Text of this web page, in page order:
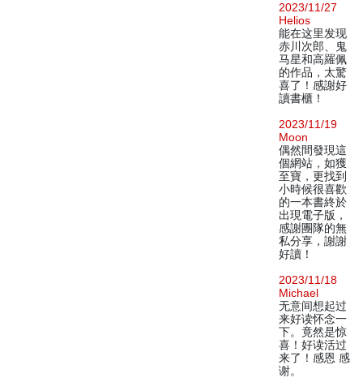
2023/11/27
Helios
能在这里发现
赤川次郎、鬼
马星和高羅佩
的作品，太驚
喜了！感謝好
讀書櫃！
2023/11/19
Moon
偶然間發現這
個網站，如獲
至寶，更找到
小時候很喜歡
的一本書終於
出現電子版，
感謝團隊的無
私分享，謝謝
好讀！
2023/11/18
Michael
无意间想起过
来好读怀念一
下。竟然是惊
喜！好读活过
来了！感恩 感
谢。